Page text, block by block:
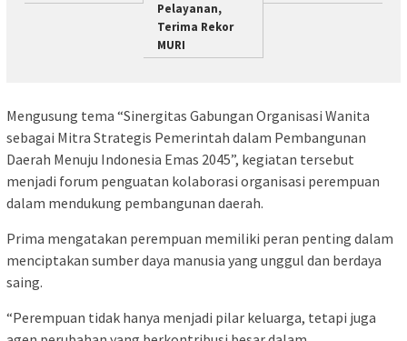
Pelayanan,
Terima Rekor
MURI
Mengusung tema “Sinergitas Gabungan Organisasi Wanita
sebagai Mitra Strategis Pemerintah dalam Pembangunan
Daerah Menuju Indonesia Emas 2045”, kegiatan tersebut
menjadi forum penguatan kolaborasi organisasi perempuan
dalam mendukung pembangunan daerah.
Prima mengatakan perempuan memiliki peran penting dalam
menciptakan sumber daya manusia yang unggul dan berdaya
saing.
“Perempuan tidak hanya menjadi pilar keluarga, tetapi juga